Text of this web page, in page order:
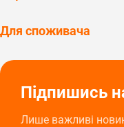
Для споживача
Підпишись
Лише важливі